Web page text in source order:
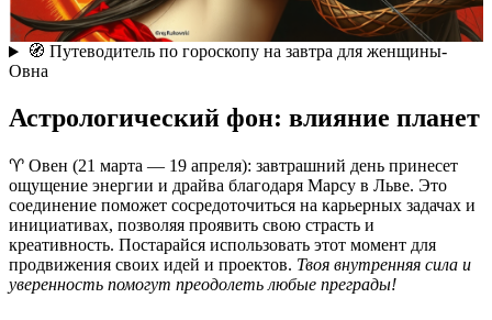
🧭 Путеводитель по гороскопу на завтра для женщины-
Овна
Астрологический фон: влияние планет
♈ Овен (21 марта — 19 апреля): завтрашний день принесет
ощущение энергии и драйва благодаря Марсу в Льве. Это
соединение поможет сосредоточиться на карьерных задачах и
инициативах, позволяя проявить свою страсть и
креативность. Постарайся использовать этот момент для
продвижения своих идей и проектов. Твоя внутренняя сила и
уверенность помогут преодолеть любые преграды!